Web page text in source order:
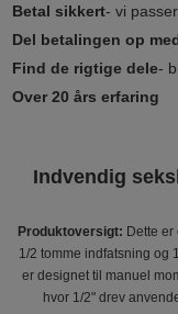
Betal sikkert- vi
Del betalingen op
Find de rigtige dele-
Over 20 års erfaring
Indvendig
Produktoversigt: Dette
1/2 tomme indfatsning og
er designet til manuel
hvor 1/2" drev